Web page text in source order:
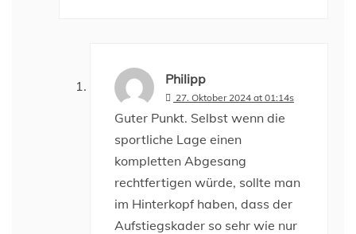
Philipp
27. Oktober 2024 at 01:14s
Guter Punkt. Selbst wenn die
sportliche Lage einen
kompletten Abgesang
rechtfertigen würde, sollte man
im Hinterkopf haben, dass der
Aufstiegskader so sehr wie nur